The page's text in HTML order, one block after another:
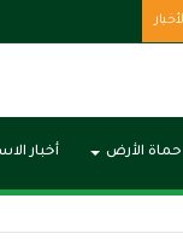
حماة الأرض أخبار